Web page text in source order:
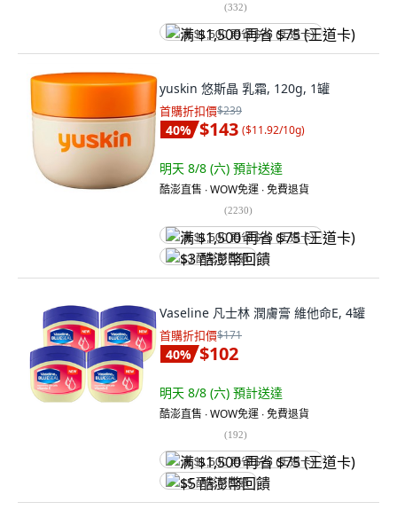
(332)
满 $1,500 再省 $75 (王道卡)
yuskin 悠斯晶 乳霜, 120g, 1罐
首購折扣價$239
40% $143 ($11.92/10g)
明天 8/8 (六) 預計送達
酷澎直售 ∙ WOW免運 ∙ 免費退貨
(2230)
满 $1,500 再省 $75 (王道卡)
$3 酷澎幣回饋
Vaseline 凡士林 潤膚膏 維他命E, 4罐
首購折扣價$171
40% $102
明天 8/8 (六) 預計送達
酷澎直售 ∙ WOW免運 ∙ 免費退貨
(192)
满 $1,500 再省 $75 (王道卡)
$5 酷澎幣回饋